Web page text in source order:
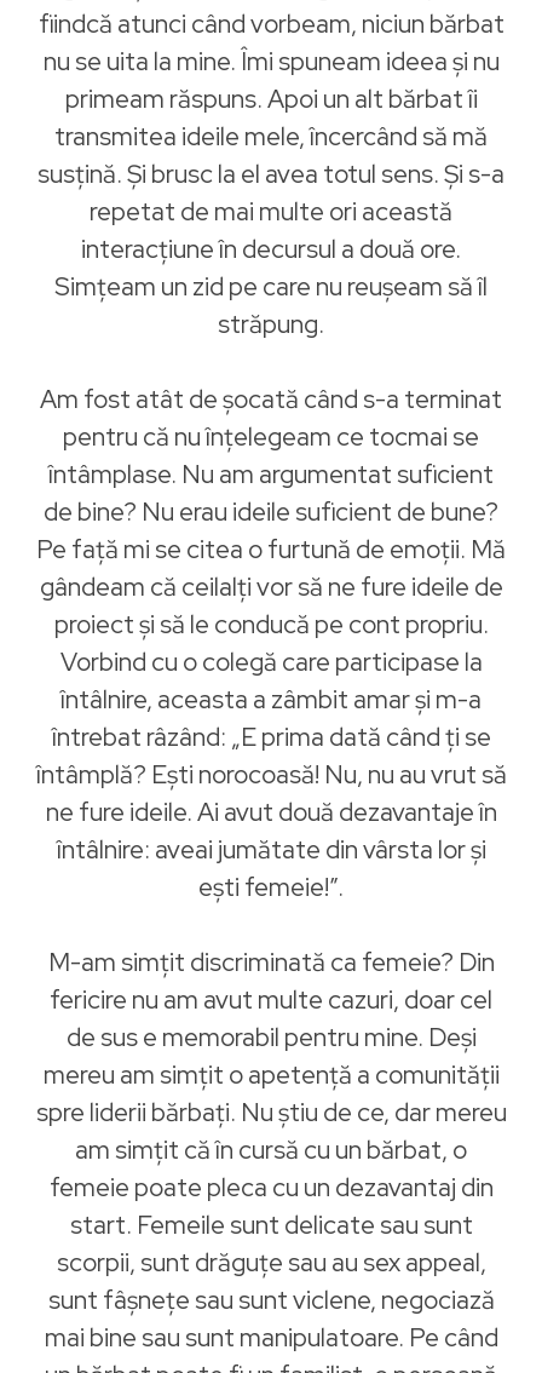
fiindcă atunci când vorbeam, niciun bărbat
nu se uita la mine. Îmi spuneam ideea și nu
primeam răspuns. Apoi un alt bărbat îi
transmitea ideile mele, încercând să mă
susțină. Și brusc la el avea totul sens. Și s-a
repetat de mai multe ori această
interacțiune în decursul a două ore.
Simțeam un zid pe care nu reușeam să îl
străpung.
Am fost atât de șocată când s-a terminat
pentru că nu înțelegeam ce tocmai se
întâmplase. Nu am argumentat suficient
de bine? Nu erau ideile suficient de bune?
Pe față mi se citea o furtună de emoții. Mă
gândeam că ceilalți vor să ne fure ideile de
proiect și să le conducă pe cont propriu.
Vorbind cu o colegă care participase la
întâlnire, aceasta a zâmbit amar și m-a
întrebat râzând: „E prima dată când ți se
întâmplă? Ești norocoasă! Nu, nu au vrut să
ne fure ideile. Ai avut două dezavantaje în
întâlnire: aveai jumătate din vârsta lor și
ești femeie!”.
M-am simțit discriminată ca femeie? Din
fericire nu am avut multe cazuri, doar cel
de sus e memorabil pentru mine. Deși
mereu am simțit o apetență a comunității
spre liderii bărbați. Nu știu de ce, dar mereu
am simțit că în cursă cu un bărbat, o
femeie poate pleca cu un dezavantaj din
start. Femeile sunt delicate sau sunt
scorpii, sunt drăguțe sau au sex appeal,
sunt fâșnețe sau sunt viclene, negociază
mai bine sau sunt manipulatoare. Pe când